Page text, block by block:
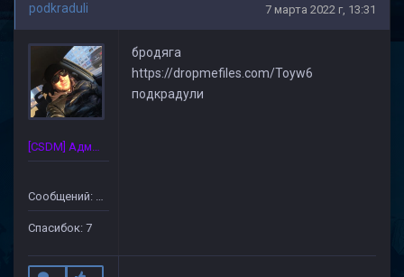
podkraduli 7 марта 2022 г, 13:31
[CSDM] Администратор
Сообщений: 172
Спасибок: 7
бродяга
https://dropmefiles.com/Toyw6
подкрадули